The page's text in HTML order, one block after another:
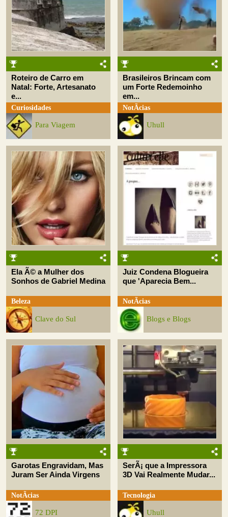
Roteiro de Carro em
Natal: Forte, Artesanato
e...
Curiosidades
Para Viagem
Brasileiros Brincam com
um Forte Redemoinho
em...
NotÃ­cias
Uhull
Ela Ã© a Mulher dos
Sonhos de Gabriel Medina
Beleza
Clave do Sul
Juiz Condena Blogueira
que 'Aparecia Bem...
NotÃ­cias
Blogs e Blogs
Garotas Engravidam, Mas
Juram Ser Ainda Virgens
NotÃ­cias
72 DPI
SerÃ¡ que a Impressora
3D Vai Realmente Mudar...
Tecnologia
Uhull